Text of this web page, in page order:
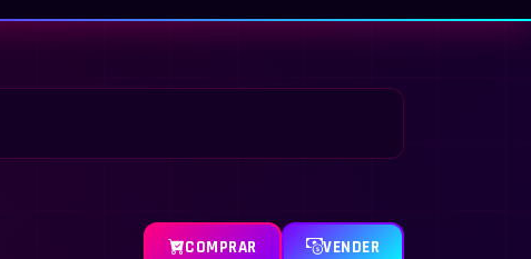
COMPRAR VENDER